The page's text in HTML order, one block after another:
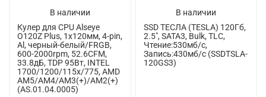
В наличии
Кулер для CPU Alseye
O120Z Plus, 1х120мм, 4-pin,
Al, черный-белый/FRGB,
600-2000rpm, 52.6CFM,
33.8дБ, TDP 95Вт, INTEL
1700/1200/115x/775, AMD
AM5/AM4/AM3(+)/AM2(+)
(AS.01.04.0005)
В наличии
SSD ТЕСЛА (TESLA) 120Гб,
2.5", SATA3, Bulk, TLC,
Чтение:530мб/с,
Запись:430мб/с (SSDTSLA-
120GS3)